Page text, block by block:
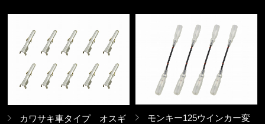
カワサキ車タイプ オスギ
モンキー125ウインカー変